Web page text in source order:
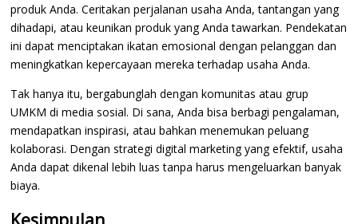
produk Anda. Ceritakan perjalanan usaha Anda, tantangan yang
dihadapi, atau keunikan produk yang Anda tawarkan. Pendekatan
ini dapat menciptakan ikatan emosional dengan pelanggan dan
meningkatkan kepercayaan mereka terhadap usaha Anda.
Tak hanya itu, bergabunglah dengan komunitas atau grup
UMKM di media sosial. Di sana, Anda bisa berbagi pengalaman,
mendapatkan inspirasi, atau bahkan menemukan peluang
kolaborasi. Dengan strategi digital marketing yang efektif, usaha
Anda dapat dikenal lebih luas tanpa harus mengeluarkan banyak
biaya.